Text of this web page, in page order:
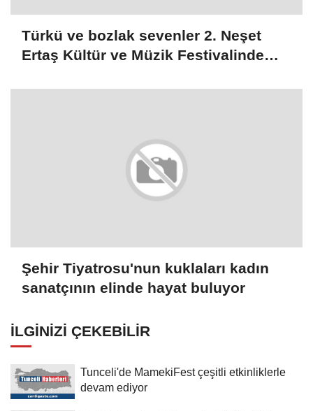
Türkü ve bozlak sevenler 2. Neşet
Ertaş Kültür ve Müzik Festivalinde
Şehir Tiyatrosu'nun kuklaları kadın
sanatçının elinde hayat buluyor
İLGINIZI ÇEKEBILIR
Tunceli'de MamekiFest çeşitli etkinliklerle
devam ediyor